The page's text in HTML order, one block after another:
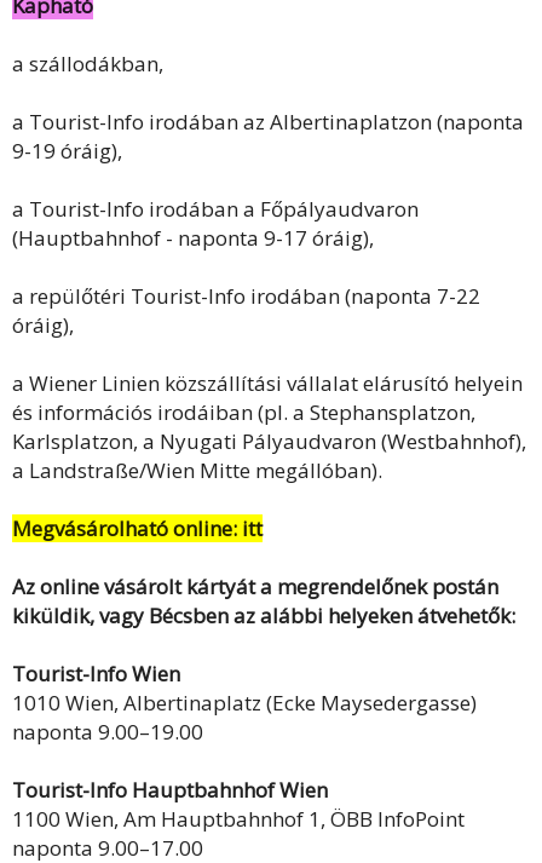
a szállodákban,
a Tourist-Info irodában az Albertinaplatzon (naponta
9-19 óráig),
a Tourist-Info irodában a Főpályaudvaron
(Hauptbahnhof - naponta 9-17 óráig),
a repülőtéri Tourist-Info irodában (naponta 7-22
óráig),
a Wiener Linien közszállítási vállalat elárusító helyein
és információs irodáiban (pl. a Stephansplatzon,
Karlsplatzon, a Nyugati Pályaudvaron (Westbahnhof),
a Landstraße/Wien Mitte megállóban).
Megvásárolható online: itt
Az online vásárolt kártyát a megrendelőnek postán
kiküldik, vagy Bécsben az alábbi helyeken átvehetők:
Tourist-Info Wien
1010 Wien, Albertinaplatz (Ecke Maysedergasse)
naponta 9.00–19.00
Tourist-Info Hauptbahnhof Wien
1100 Wien, Am Hauptbahnhof 1, ÖBB InfoPoint
naponta 9.00–17.00